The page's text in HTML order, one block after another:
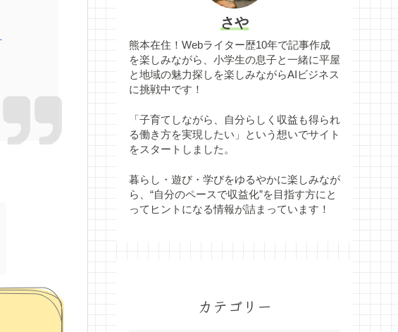
さや
熊本在住！Webライター歴10年で記事作成
を楽しみながら、小学生の息子と一緒に平屋
と地域の魅力探しを楽しみながらAIビジネス
に挑戦中です！
「子育てしながら、自分らしく収益も得られ
る働き方を実現したい」という想いでサイト
をスタートしました。
暮らし・遊び・学びをゆるやかに楽しみなが
ら、“自分のペースで収益化”を目指す方にと
ってヒントになる情報が詰まっています！
カテゴリー